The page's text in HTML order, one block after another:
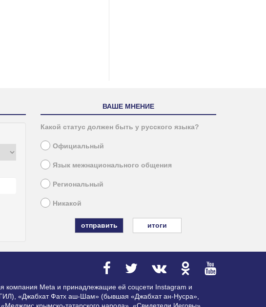
ВАШЕ МНЕНИЕ
Какой статус должен быть у русского языка?
Официальный
Язык межнационального общения
Региональный
Никакой
итоги
компания Meta и принадлежащие ей соцсети Instagram и
«Джабхат Фатх аш-Шам» (бывшая «Джабхат ан-Нусра»,
крымско-татарского народа», «Свидетели Иеговы»,